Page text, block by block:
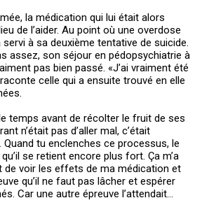
la médication qui lui était alors
de l’aider. Au point où une overdose
à sa deuxième tentative de suicide.
assez, son séjour en pédopsychiatrie à
pas bien passé. «J’ai vraiment été
celle qui a ensuite trouvé en elle
temps avant de récolter le fruit de ses
n’était pas d’aller mal, c’était
Quand tu enclenches ce processus, le
se retient encore plus fort. Ça m’a
de voir les effets de ma médication et
qu’il ne faut pas lâcher et espérer
Car une autre épreuve l’attendait…